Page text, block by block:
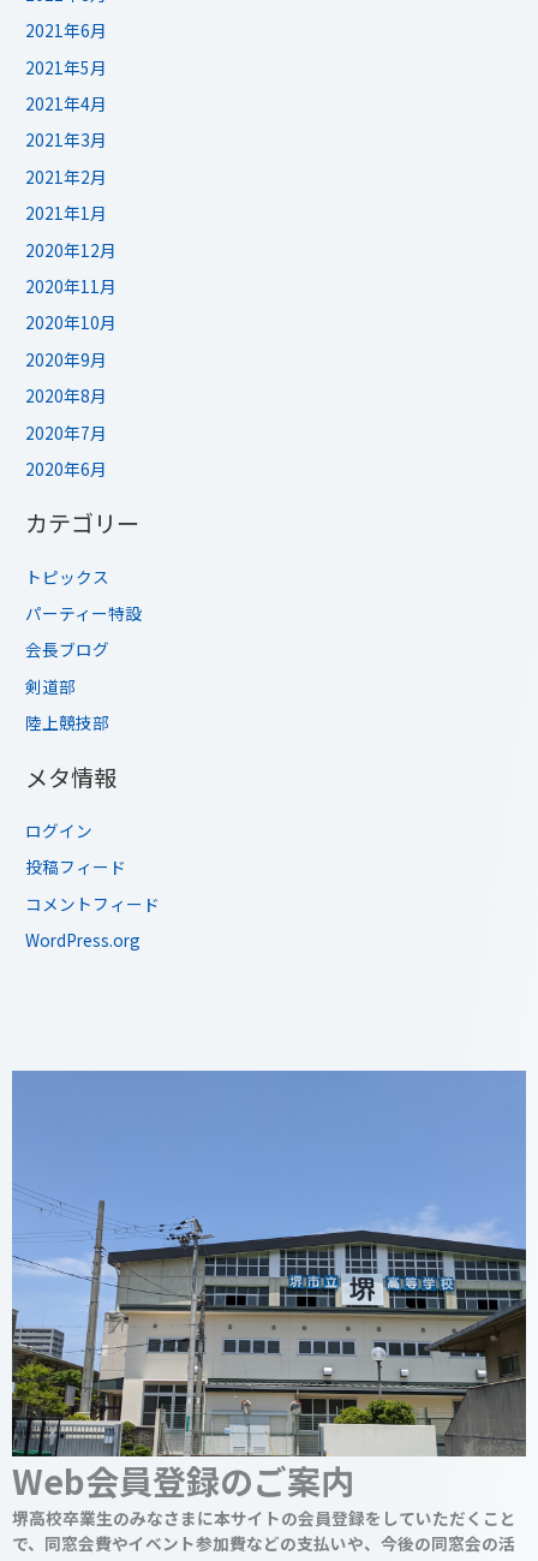
2021年6月
2021年5月
2021年4月
2021年3月
2021年2月
2021年1月
2020年12月
2020年11月
2020年10月
2020年9月
2020年8月
2020年7月
2020年6月
カテゴリー
トピックス
パーティー特設
会長ブログ
剣道部
陸上競技部
メタ情報
ログイン
投稿フィード
コメントフィード
WordPress.org
Web会員登録のご案内
堺高校卒業生のみなさまに本サイトの会員登録をしていただくこと
で、同窓会費やイベント参加費などの支払いや、今後の同窓会の活